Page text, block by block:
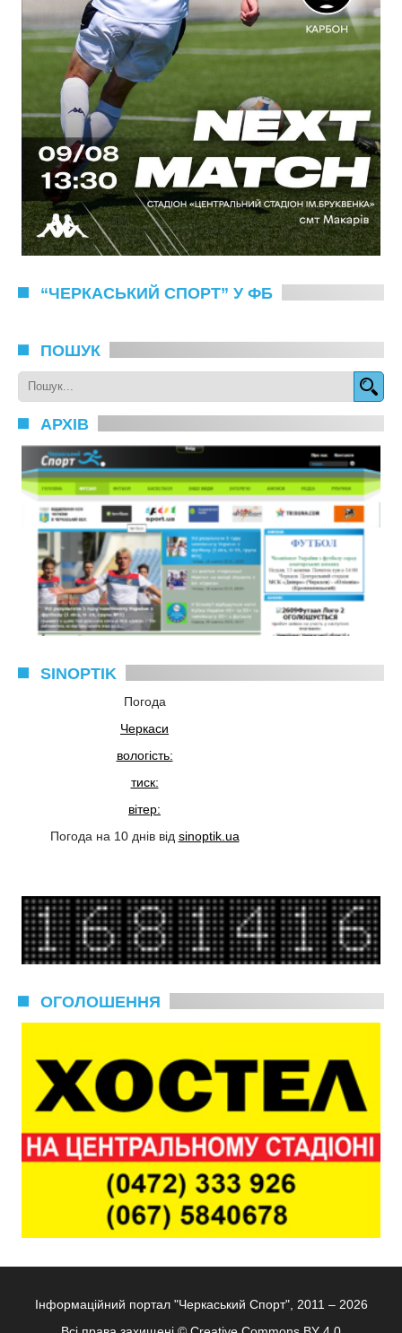
“ЧЕРКАСЬКИЙ СПОРТ” У ФБ
ПОШУК
АРХІВ
SINOPTIK
Погода
Черкаси
вологість:
тиск:
вітер:
Погода на 10 днів від sinoptik.ua
ОГОЛОШЕННЯ
Інформаційний портал "Черкаський Спорт", 2011 – 2026